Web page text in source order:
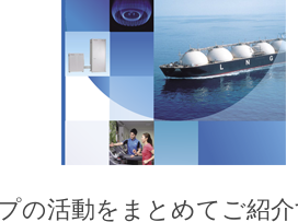
の活動をまとめてご紹